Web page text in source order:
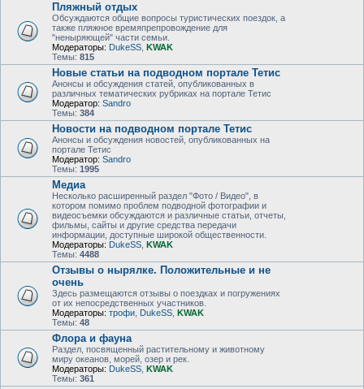
Пляжный отдых
Обсуждаются общие вопросы туристических поездок, а
также пляжное времяпрепровождение для
"неныряющей" части семьи.
Модераторы: DukeSS KWAK
Темы: 815
Новые статьи на подводном портале Тетис
Анонсы и обсуждения статей, опубликованных в
различных тематических рубриках на портале Тетис
Модератор: Sandro
Темы: 384
Новости на подводном портале Тетис
Анонсы и обсуждения новостей, опубликованных на
портале Тетис
Модератор: Sandro
Темы: 1995
Медиа
Несколько расширенный раздел "Фото / Видео", в
котором помимо проблем подводной фотографии и
видеосъемки обсуждаются и различные статьи, отчеты,
фильмы, сайты и другие средства передачи
информации, доступные широкой общественности.
Модераторы: DukeSS KWAK
Темы: 4488
Отзывы о нырялке. Положительные и не
очень
Здесь размещаются отзывы о поездках и погружениях
от их непосредственных участников.
Модераторы: трофи DukeSS KWAK
Темы: 48
Флора и фауна
Раздел, посвященный растительному и животному
миру океанов, морей, озер и рек.
Модераторы: DukeSS KWAK
Темы: 361